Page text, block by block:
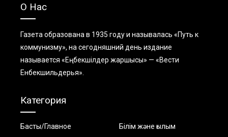
О Нас
Газета образована в 1935 году и называлась «Путь к
коммунизму», на сегодняшний день издание
называется «Еңбекшiлдер жаршысы» — «Вести
Енбекшильдерья».
Категория
Басты/Главное Білім және ғылым